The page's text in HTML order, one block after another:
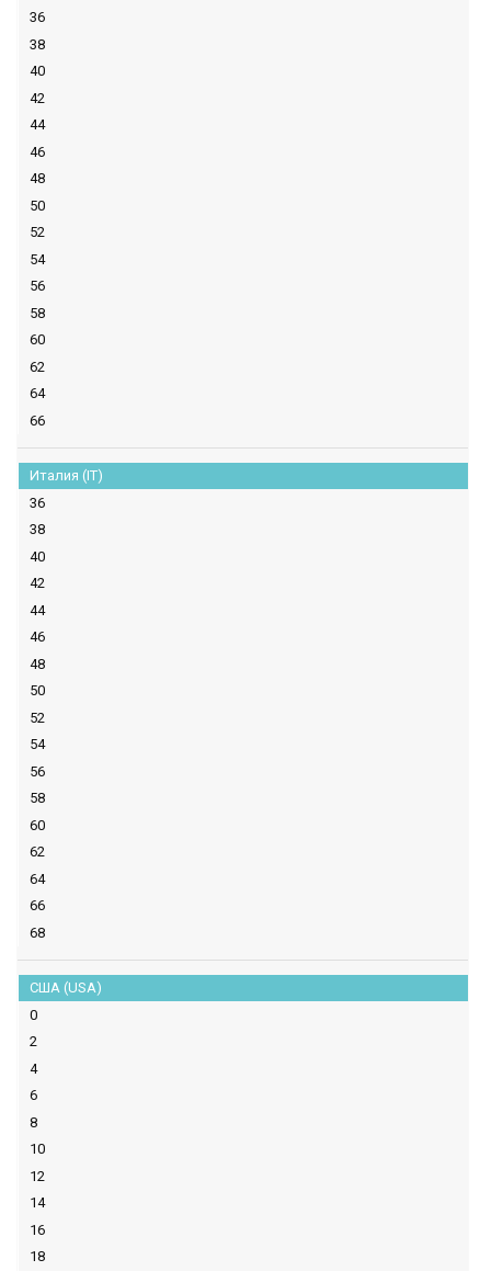
36
38
40
42
44
46
48
50
52
54
56
58
60
62
64
66
Италия (IT)
36
38
40
42
44
46
48
50
52
54
56
58
60
62
64
66
68
США (USA)
0
2
4
6
8
10
12
14
16
18